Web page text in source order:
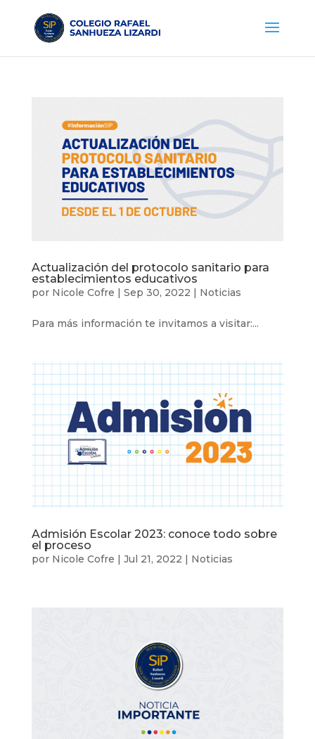
Actualización del protocolo sanitario para
establecimientos educativos
por Nicole Cofre Sep 30, 2022 Noticias
Para más información te invitamos a visitar:...
Admisión Escolar 2023: conoce todo sobre
el proceso
por Nicole Cofre | Jul 21, 2022 | Noticias